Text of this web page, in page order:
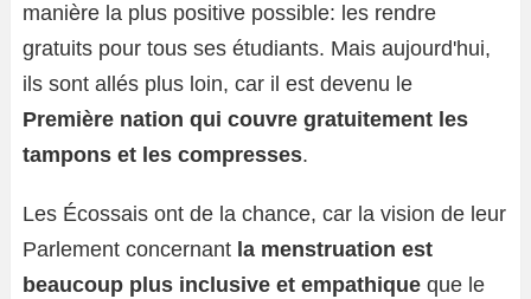
manière la plus positive possible: les rendre
gratuits pour tous ses étudiants. Mais aujourd'hui,
ils sont allés plus loin, car il est devenu le
Première nation qui couvre gratuitement les
tampons et les compresses.
Les Écossais ont de la chance, car la vision de leur
Parlement concernant la menstruation est
beaucoup plus inclusive et empathique que le